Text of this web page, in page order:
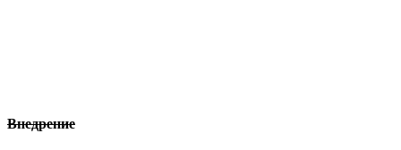
Внедрение